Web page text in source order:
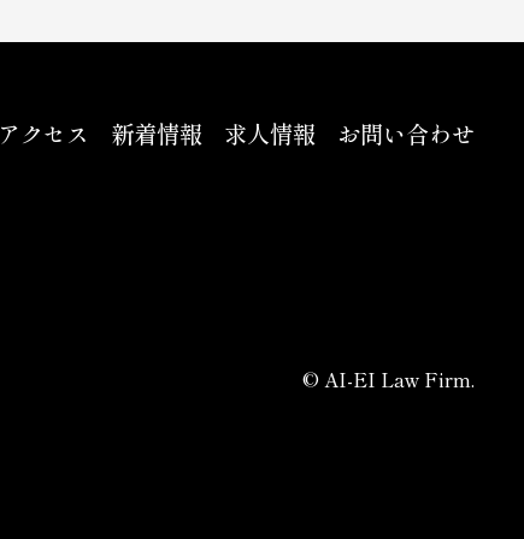
アクセス 新着情報 求人情報 お問い合わせ
© AI-EI Law Firm.